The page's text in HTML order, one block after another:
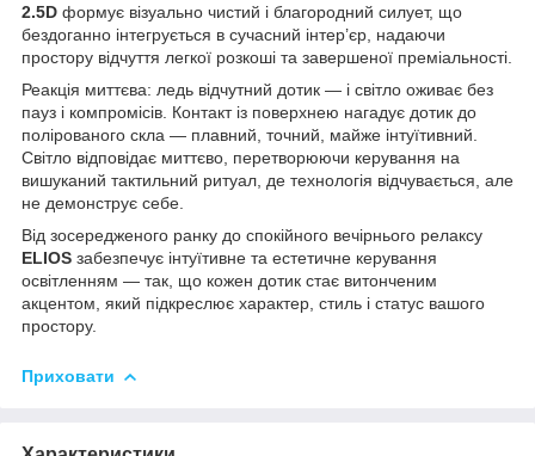
2.5D формує візуально чистий і благородний силует, що
бездоганно інтегрується в сучасний інтер’єр, надаючи
простору відчуття легкої розкоші та завершеної преміальності.
Реакція миттєва: ледь відчутний дотик — і світло оживає без
пауз і компромісів. Контакт із поверхнею нагадує дотик до
полірованого скла — плавний, точний, майже інтуїтивний.
Світло відповідає миттєво, перетворюючи керування на
вишуканий тактильний ритуал, де технологія відчувається, але
не демонструє себе.
Від зосередженого ранку до спокійного вечірнього релаксу
ELIOS забезпечує інтуїтивне та естетичне керування
освітленням — так, що кожен дотик стає витонченим
акцентом, який підкреслює характер, стиль і статус вашого
простору.
Приховати